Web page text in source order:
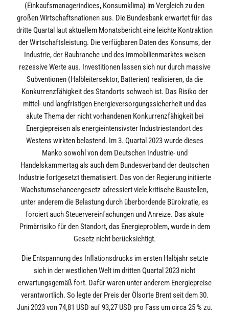
(Einkaufsmanagerindices, Konsumklima) im Vergleich zu den
großen Wirtschaftsnationen aus. Die Bundesbank erwartet für das
dritte Quartal laut aktuellem Monatsbericht eine leichte Kontraktion
der Wirtschaftsleistung. Die verfügbaren Daten des Konsums, der
Industrie, der Baubranche und des Immobilienmarktes weisen
rezessive Werte aus. Investitionen lassen sich nur durch massive
Subventionen (Halbleitersektor, Batterien) realisieren, da die
Konkurrenzfähigkeit des Standorts schwach ist. Das Risiko der
mittel- und langfristigen Energieversorgungssicherheit und das
akute Thema der nicht vorhandenen Konkurrenzfähigkeit bei
Energiepreisen als energieintensivster Industriestandort des
Westens wirkten belastend. Im 3. Quartal 2023 wurde dieses
Manko sowohl von dem Deutschen Industrie- und
Handelskammertag als auch dem Bundesverband der deutschen
Industrie fortgesetzt thematisiert. Das von der Regierung initiierte
Wachstumschancengesetz adressiert viele kritische Baustellen,
unter anderem die Belastung durch überbordende Bürokratie, es
forciert auch Steuervereinfachungen und Anreize. Das akute
Primärrisiko für den Standort, das Energieproblem, wurde in dem
Gesetz nicht berücksichtigt.
Die Entspannung des Inflationsdrucks im ersten Halbjahr setzte
sich in der westlichen Welt im dritten Quartal 2023 nicht
erwartungsgemäß fort. Dafür waren unter anderem Energiepreise
verantwortlich. So legte der Preis der Ölsorte Brent seit dem 30.
Juni 2023 von 74,81 USD auf 93,27 USD pro Fass um circa 25 % zu.